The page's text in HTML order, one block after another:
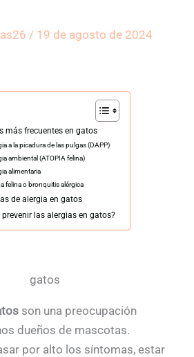
/ 19 de agosto de 2024
más frecuentes en gatos
a la picadura de las pulgas (DAPP)
ambiental (ATOPIA felina)
alimentaria
felina o bronquitis alérgica
de alergia en gatos
prevenir las alergias en gatos?
son una preocupación
dueños de mascotas.
por alto los síntomas, estar